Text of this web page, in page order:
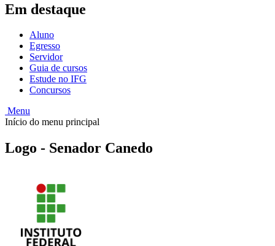
Em destaque
Aluno
Egresso
Servidor
Guia de cursos
Estude no IFG
Concursos
Menu
Início do menu principal
Logo - Senador Canedo